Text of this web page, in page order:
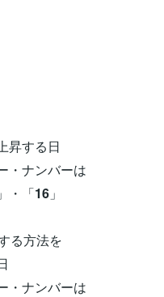
る日
ンバーは
・「16 」
る方法を
ンバーは